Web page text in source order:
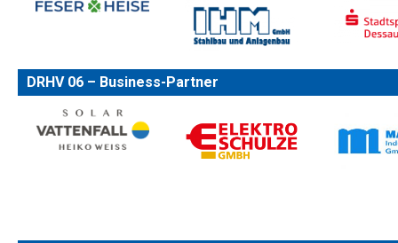
DRHV 06 – Business-Partner